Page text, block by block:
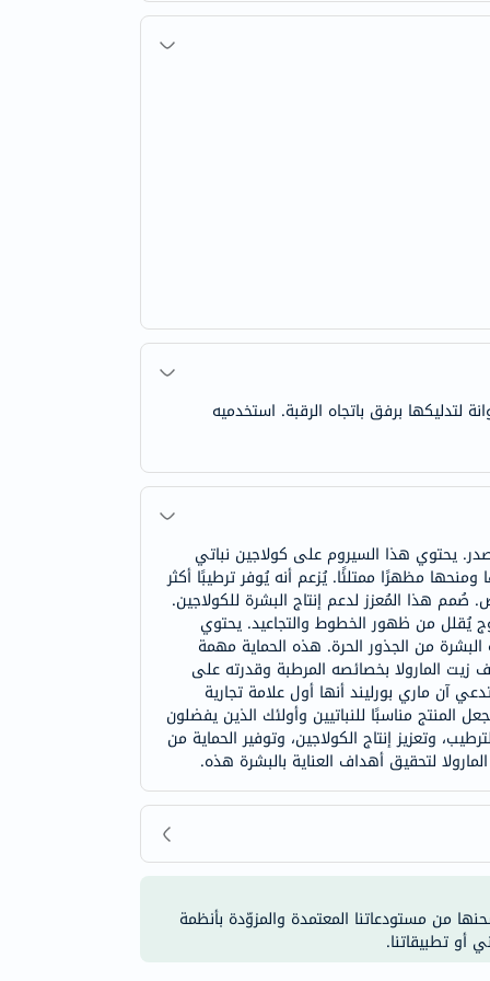
برفق باتجاه الرقبة. استخدميه
يحتوي هذا السيروم على كولاجين نباتي
مظهرًا ممتلئًا. يُزعم أنه يُوفر ترطيبًا أكثر
صُمم هذا المُعزز لدعم إنتاج البشرة للكولاجين.
يُقلل من ظهور الخطوط والتجاعيد. يحتوي
من الجذور الحرة. هذه الحماية مهمة
زيت المارولا بخصائصه المرطبة وقدرته على
آن ماري بورليند أنها أول علامة تجارية
المستخلصات الحيوانية. هذا يجعل المنتج مناسبًا للنباتيين وأولئك الذين يفضلون
وتعزيز إنتاج الكولاجين، وتوفير الحماية من
لتحقيق أهداف العناية بالبشرة هذه.
من مستودعاتنا المعتمدة والمزوّدة بأنظمة
أو تطبيقاتنا.